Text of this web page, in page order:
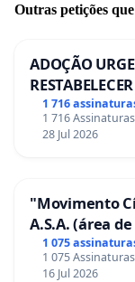
Outras petições
ADOÇÃO
1 716
1 716
28 Jul 2026
"Movimento
A.S.A. (área
Coimbra
1 075
1 075
16 Jul 2026